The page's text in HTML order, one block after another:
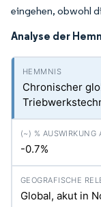
eingehen, obwohl
Analyse der
Chronischer
-0.7%
Global, akut in